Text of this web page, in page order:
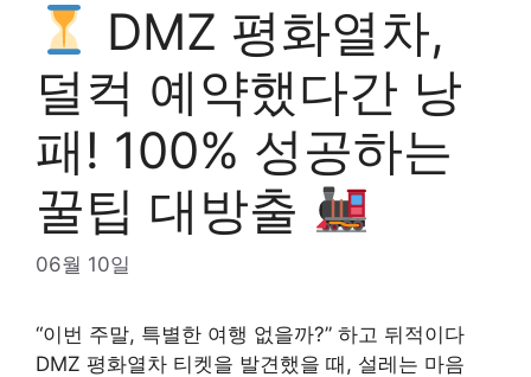
DMZ 평화열차,
덜컥 예약했다간 낭
패! 100% 성공하는
꿀팁 대방출
06월 10일
“이번 주말, 특별한 여행 없을까?” 하고 뒤적이다
DMZ 평화열차 티켓을 발견했을 때, 설레는 마음